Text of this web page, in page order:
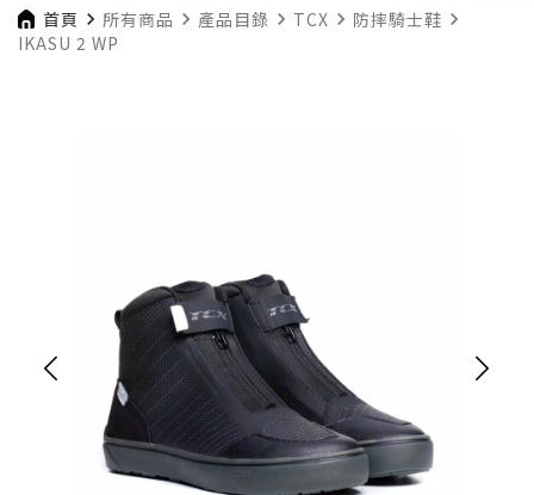
首頁 navigate_next 所有商品 navigate_next 產品目錄 navigate_next TCX navigate_next 防摔騎士鞋 navigate_next
IKASU 2 WP